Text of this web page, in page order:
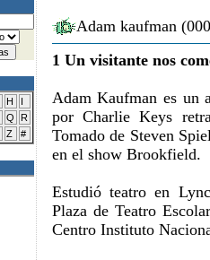
H
I
Q
R
Z #
Adam kaufman
1 Un visitante nos
Adam Kaufman es un
por Charlie Keys
Tomado de Steven
en el show Brookfield.
Estudió teatro en
Plaza de Teatro
Centro Instituto